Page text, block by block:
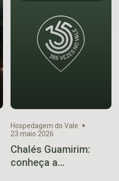
Hospedagem do Vale
23 maio 2026
Chalés Guamirim:
conheça a